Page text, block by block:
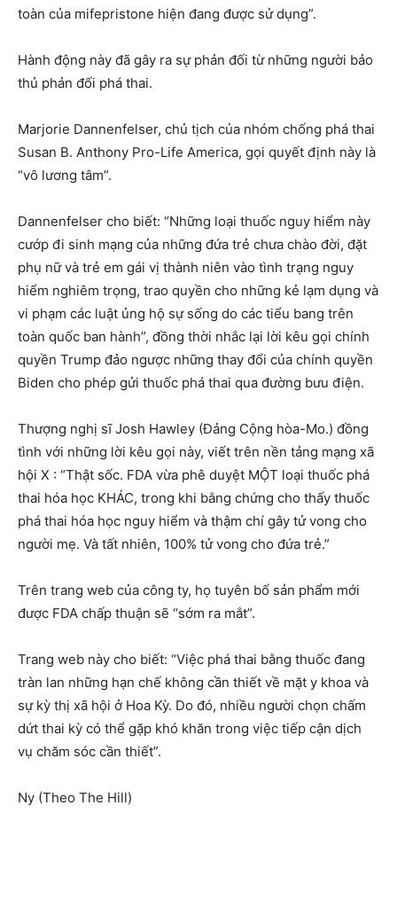
toàn của mifepristone hiện đang được sử dụng”.
Hành động này đã gây ra sự phản đối từ những người bảo
thủ phản đối phá thai.
Marjorie Dannenfelser, chủ tịch của nhóm chống phá thai
Susan B. Anthony Pro-Life America, gọi quyết định này là
“vô lương tâm”.
Dannenfelser cho biết: “Những loại thuốc nguy hiểm này
cướp đi sinh mạng của những đứa trẻ chưa chào đời, đặt
phụ nữ và trẻ em gái vị thành niên vào tình trạng nguy
hiểm nghiêm trọng, trao quyền cho những kẻ lạm dụng và
vi phạm các luật ủng hộ sự sống do các tiểu bang trên
toàn quốc ban hành”, đồng thời nhắc lại lời kêu gọi chính
quyền Trump đảo ngược những thay đổi của chính quyền
Biden cho phép gửi thuốc phá thai qua đường bưu điện.
Thượng nghị sĩ Josh Hawley (Đảng Cộng hòa-Mo.) đồng
tình với những lời kêu gọi này, viết trên nền tảng mạng xã
hội X : “Thật sốc. FDA vừa phê duyệt MỘT loại thuốc phá
thai hóa học KHÁC, trong khi bằng chứng cho thấy thuốc
phá thai hóa học nguy hiểm và thậm chí gây tử vong cho
người mẹ. Và tất nhiên, 100% tử vong cho đứa trẻ.”
Trên trang web của công ty, họ tuyên bố sản phẩm mới
được FDA chấp thuận sẽ “sớm ra mắt”.
Trang web này cho biết: “Việc phá thai bằng thuốc đang
tràn lan những hạn chế không cần thiết về mặt y khoa và
sự kỳ thị xã hội ở Hoa Kỳ. Do đó, nhiều người chọn chấm
dứt thai kỳ có thể gặp khó khăn trong việc tiếp cận dịch
vụ chăm sóc cần thiết”.
Ny (Theo The Hill)